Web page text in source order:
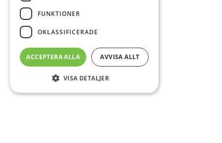
FUNKTIONER
OKLASSIFICERADE
ACCEPTERA ALLA AVVISA ALLT
VISA DETALJER